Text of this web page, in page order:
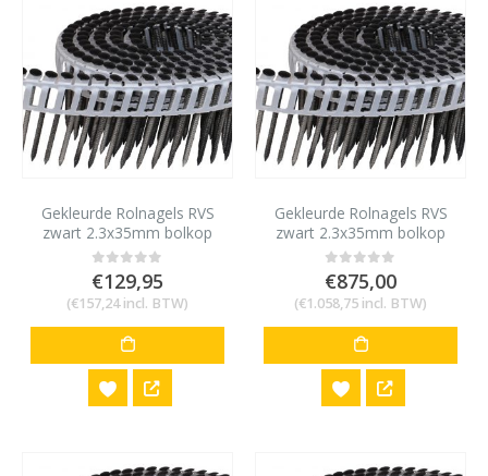
Gekleurde Rolnagels RVS
zwart 2.3x35mm bolkop
1200 stuks
0out of 5
€129,95
(€157,24incl. BTW)
Gekleurde Rolnagels RVS
zwart 2.3x35mm bolkop
8400 stuks
0out of 5
€875,00
(€1.058,75 incl. BTW)